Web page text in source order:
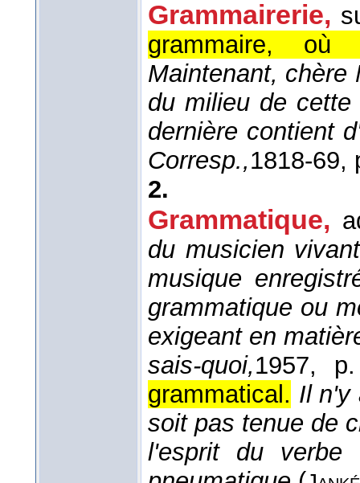
Grammairerie,
grammaire, où
Maintenant, chère
du milieu de
dernière contient
Corresp.,1818-69,
2.
Grammatique,
du musicien
musique
grammatique ou
exigeant en
sais-quoi,1957, p.
grammatical. Il n'y
soit pas tenue de
l'esprit du verbe